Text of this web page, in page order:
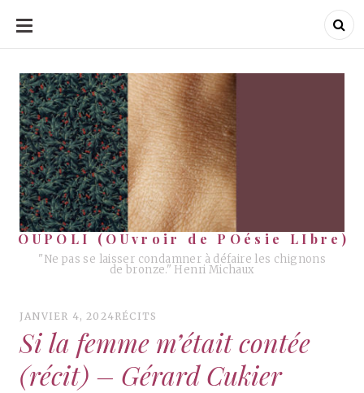
ALLER
CONTENU
OUPOLI (OUvroir de POésie LIbre)
"Ne pas se laisser condamner à défaire les chignons
de bronze." Henri Michaux
OUPOLI (OUvroir de POésie LIbre)
JANVIER 4, 2024RÉCITS
Si la femme m’était contée
(récit) – Gérard Cukier